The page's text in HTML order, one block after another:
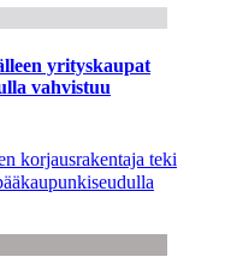
yrityskaupat
vahvistuu
korjausrakentaja teki